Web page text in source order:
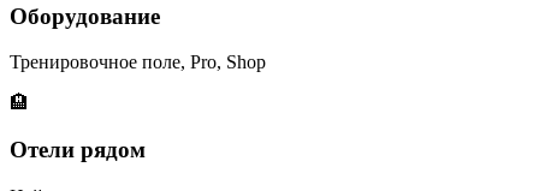
Оборудование
Тренировочное поле, Pro, Shop
🏨
Отели рядом